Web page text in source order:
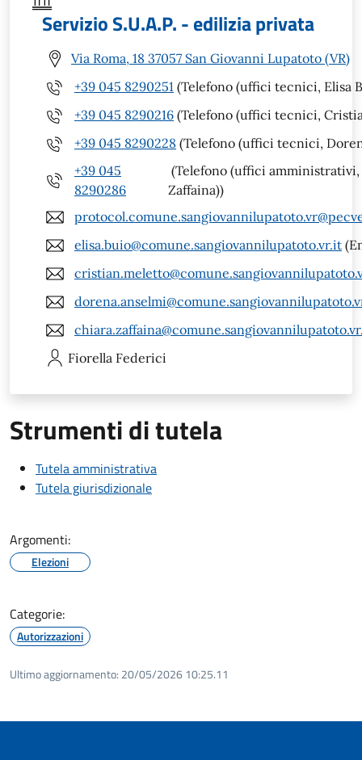
Servizio S.U.A.P. - edilizia privata
Via Roma, 18 37057 San Giovanni Lupatoto (VR)
+39 045 8290251 (Telefono (uffici tecnici, Elisa
+39 045 8290216 (Telefono (uffici tecnici,
+39 045 8290228 (Telefono (uffici tecnici,
+39 045
8290286
(Telefono (uffici amministrativi,
Zaffaina))
elisa.buio@comune.sangiovannilupatoto.vr.it
Fiorella Federici
Strumenti di tutela
Tutela amministrativa
Tutela giurisdizionale
Argomenti:
Elezioni
Categorie:
Autorizzazioni
Ultimo aggiornamento: 20/05/2026 10:25.11